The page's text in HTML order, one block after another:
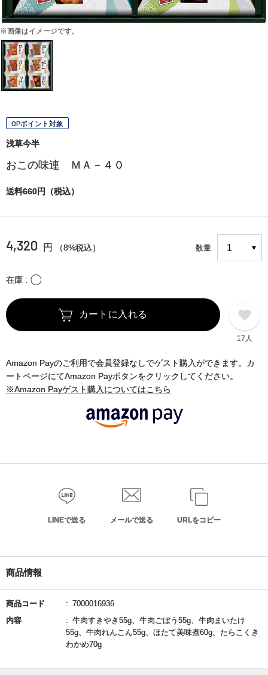
※画像はイメージです。
OPポイント対象
浅草今半
おこの味連 ＭＡ－４０
送料660円（税込）
4,320 円 （8%税込） 数量
在庫 〇
カートに入れる
17人
Amazon Payのご利用で会員登録なしでゲスト購入ができます。カ
ートページにてAmazon Payボタンをクリックしてください。
※Amazon Payゲスト購入についてはこちら
LINEで送る メールで送る URLをコピー
商品情報
商品コード
7000016936
内容
牛肉すきやき55g、牛肉ごぼう55g、牛肉まいたけ
55g、牛肉れんこん55g、ほたて美味煮60g、たらこくき
わかめ70g